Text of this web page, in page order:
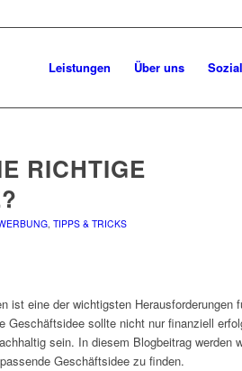
Leistungen Über uns
RICHTIGE
, TIPPS & TRICKS
ist eine der wichtigsten Herausforderungen
Geschäftsidee sollte nicht nur finanziell
sein. In diesem Blogbeitrag werden
Geschäftsidee zu finden.